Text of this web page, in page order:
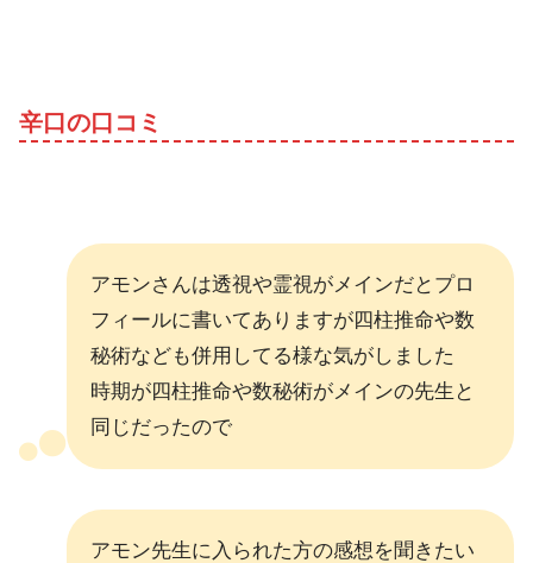
辛口の口コミ
アモンさんは透視や霊視がメインだとプロ
フィールに書いてありますが四柱推命や数
秘術なども併用してる様な気がしました
時期が四柱推命や数秘術がメインの先生と
同じだったので
アモン先生に入られた方の感想を聞きたい